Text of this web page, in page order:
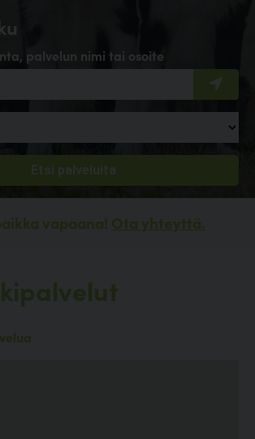
palvelun nimi tai osoite
vapaana! Ota yhteyttä.